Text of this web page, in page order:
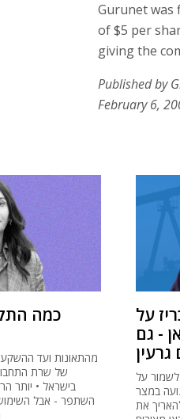
Gurunet was
of $5 per
giving the
Published by
February 6,
כמה
מהתאונות ועד
של שרת
בישראל • יותר
השתפר - אבל
על
- גם
על
במצר
את